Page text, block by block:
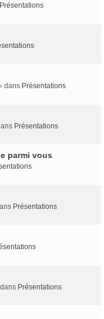
Présentations
dans Présentations
Présentations
parmi vous
Présentations
Présentations